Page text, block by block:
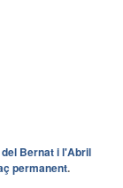
Bernat i l'Abril
permanent.